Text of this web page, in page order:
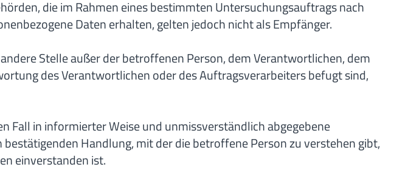
die im Rahmen eines bestimmten Untersuchungsauftrags nach
Daten erhalten, gelten jedoch nicht als Empfänger.
Stelle außer der betroffenen Person, dem Verantwortlichen, dem
des Verantwortlichen oder des Auftragsverarbeiters befugt sind,
in informierter Weise und unmissverständlich abgegebene
Handlung, mit der die betroffene Person zu verstehen gibt,
einverstanden ist.